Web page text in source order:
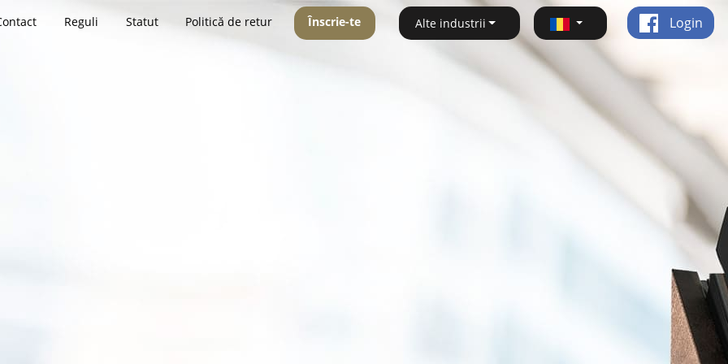
Reguli Statut Politică de retur Înscrie-te Alte industrii Login